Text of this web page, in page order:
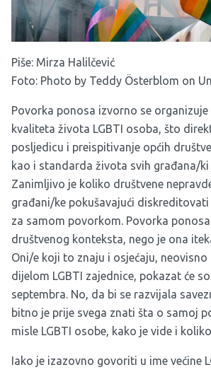
Piše: Mirza Halilčević
Foto: Photo by Teddy Österblom on
Povorka ponosa izvorno se organizuje
kvaliteta života LGBTI osoba, što
posljedicu i preispitivanje općih
kao i standarda života svih građana/
Zanimljivo je koliko društvene
građani/ke pokušavajući
za samom povorkom. Povorka
društvenog konteksta, nego je ona
Oni/e koji to znaju i osjećaju,
dijelom LGBTI zajednice, pokazat će
septembra. No, da bi se razvijala
bitno je prije svega znati šta o samoj
misle LGBTI osobe, kako je vide i
Iako je izazovno govoriti u ime većine